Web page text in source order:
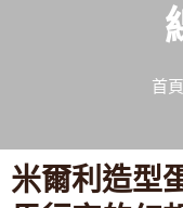
首頁
米爾利造型